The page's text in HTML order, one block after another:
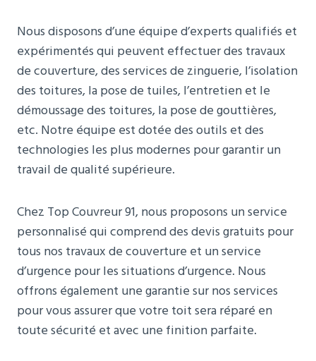
Nous disposons d’une équipe d’experts qualifiés et
expérimentés qui peuvent effectuer des travaux
de couverture, des services de zinguerie, l’isolation
des toitures, la pose de tuiles, l’entretien et le
démoussage des toitures, la pose de gouttières,
etc. Notre équipe est dotée des outils et des
technologies les plus modernes pour garantir un
travail de qualité supérieure.
Chez Top Couvreur 91, nous proposons un service
personnalisé qui comprend des devis gratuits pour
tous nos travaux de couverture et un service
d’urgence pour les situations d’urgence. Nous
offrons également une garantie sur nos services
pour vous assurer que votre toit sera réparé en
toute sécurité et avec une finition parfaite.